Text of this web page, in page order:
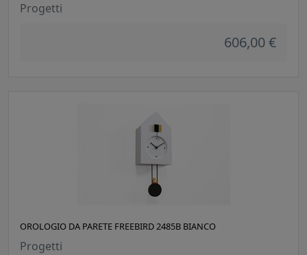
Progetti
606,00 €
OROLOGIO DA PARETE FREEBIRD 2485B BIANCO
Progetti